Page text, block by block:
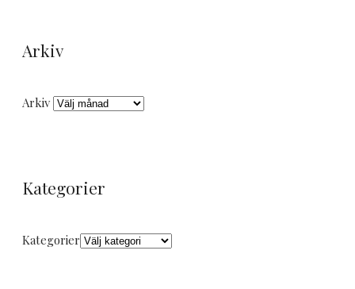
Arkiv
Arkiv
Kategorier
Kategorier